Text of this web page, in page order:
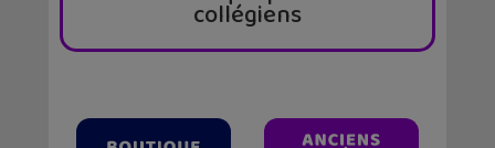
collégiens